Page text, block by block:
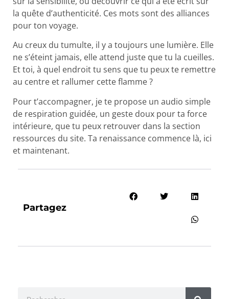
la quête d’authenticité. Ces mots sont des alliances
pour ton voyage.
Au creux du tumulte, il y a toujours une lumière. Elle
ne s’éteint jamais, elle attend juste que tu la cueilles.
Et toi, à quel endroit tu sens que tu peux te remettre
au centre et rallumer cette flamme ?
Pour t’accompagner, je te propose un audio simple
de respiration guidée, un geste doux pour ta force
intérieure, que tu peux retrouver dans la section
ressources du site. Ta renaissance commence là, ici
et maintenant.
Partagez